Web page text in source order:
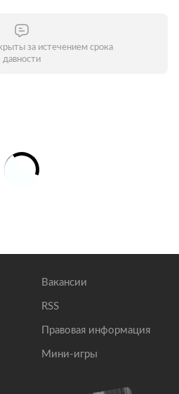
за истечением срока
давности
Вакансии
RSS
Правовая информация
Мини-игры